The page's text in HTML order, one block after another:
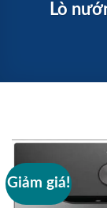
Lò
Giảm giá!